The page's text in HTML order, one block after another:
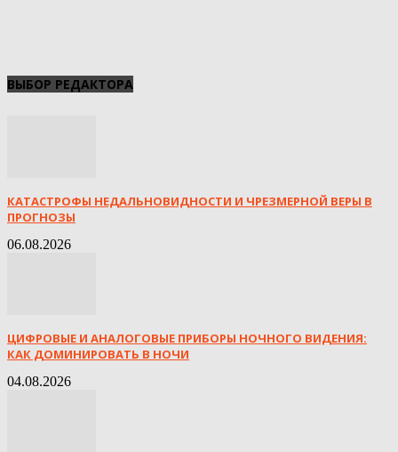
ВЫБОР РЕДАКТОРА
КАТАСТРОФЫ НЕДАЛЬНОВИДНОСТИ И ЧРЕЗМЕРНОЙ ВЕРЫ В
ПРОГНОЗЫ
06.08.2026
ЦИФРОВЫЕ И АНАЛОГОВЫЕ ПРИБОРЫ НОЧНОГО ВИДЕНИЯ:
КАК ДОМИНИРОВАТЬ В НОЧИ
04.08.2026